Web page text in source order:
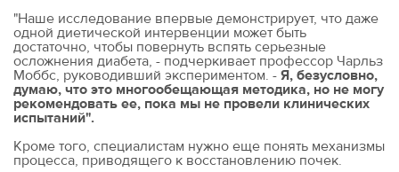
"Наше исследование впервые демонстрирует, что даже
одной диетической интервенции может быть
достаточно, чтобы повернуть вспять серьезные
осложнения диабета, - подчеркивает профессор Чарльз
Моббс, руководивший экспериментом. - Я, безусловно,
думаю, что это многообещающая методика, но не могу
рекомендовать ее, пока мы не провели клинических
испытаний".
Кроме того, специалистам нужно еще понять механизмы
процесса, приводящего к восстановлению почек.